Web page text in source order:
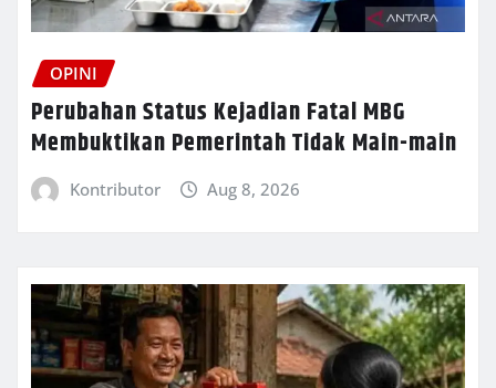
OPINI
Perubahan Status Kejadian Fatal MBG
Membuktikan Pemerintah Tidak Main-main
Kontributor Aug 8, 2026